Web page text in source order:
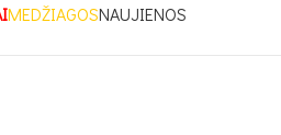
MEDŽIAGOSNAUJIENOS